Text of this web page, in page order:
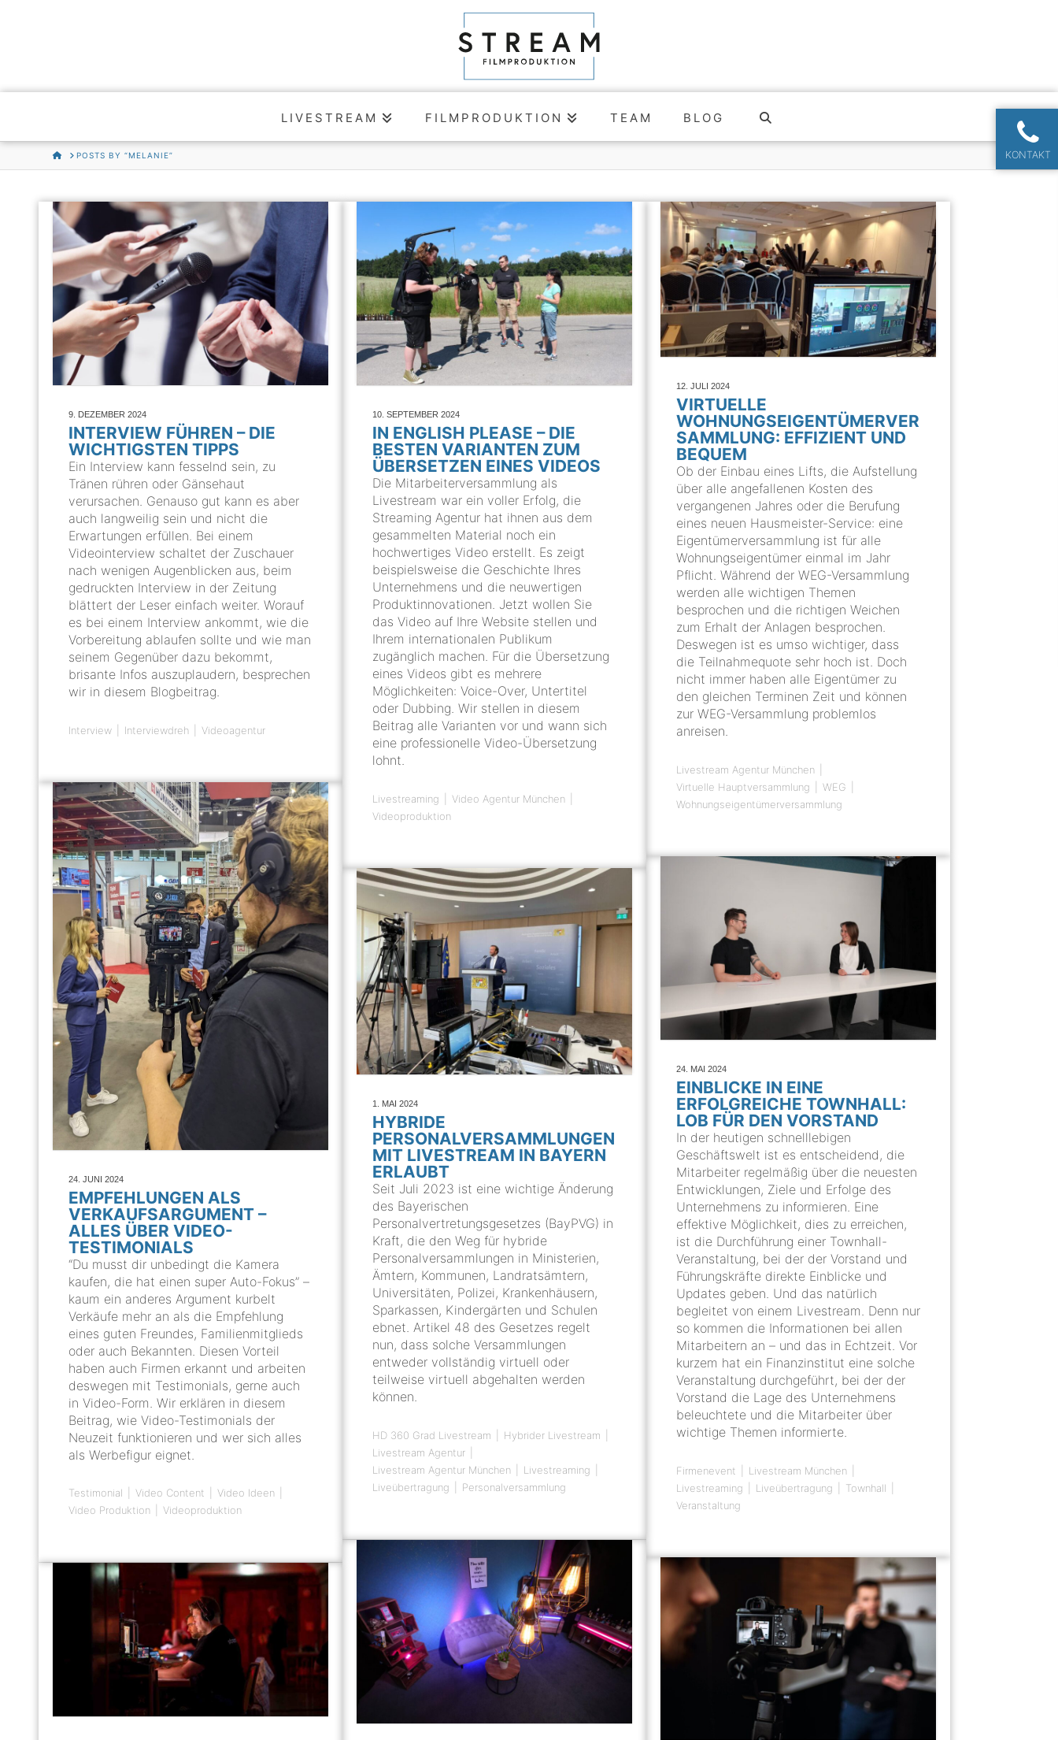
LIVESTREAM FILMPRODUKTION TEAM BLOG
HOMEPOSTS BY “MELANIE” KONTAKT
9. DEZEMBER 2024
INTERVIEW FÜHREN – DIE
WICHTIGSTEN TIPPS
Ein Interview kann fesselnd sein, zu
Tränen rühren oder Gänsehaut
verursachen. Genauso gut kann es aber
auch langweilig sein und nicht die
Erwartungen erfüllen. Bei einem
Videointerview schaltet der Zuschauer
nach wenigen Augenblicken aus, beim
gedruckten Interview in der Zeitung
blättert der Leser einfach weiter. Worauf
es bei einem Interview ankommt, wie die
Vorbereitung ablaufen sollte und wie man
seinem Gegenüber dazu bekommt,
brisante Infos auszuplaudern, besprechen
wir in diesem Blogbeitrag.
Interview Interviewdreh Videoagentur
10. SEPTEMBER 2024
IN ENGLISH PLEASE – DIE
BESTEN VARIANTEN ZUM
ÜBERSETZEN EINES VIDEOS
Die Mitarbeiterversammlung als
Livestream war ein voller Erfolg, die
Streaming Agentur hat ihnen aus dem
gesammelten Material noch ein
hochwertiges Video erstellt. Es zeigt
beispielsweise die Geschichte Ihres
Unternehmens und die neuwertigen
Produktinnovationen. Jetzt wollen Sie
das Video auf Ihre Website stellen und
Ihrem internationalen Publikum
zugänglich machen. Für die Übersetzung
eines Videos gibt es mehrere
Möglichkeiten: Voice-Over, Untertitel
oder Dubbing. Wir stellen in diesem
Beitrag alle Varianten vor und wann sich
eine professionelle Video-Übersetzung
lohnt.
Livestreaming
Video Agentur München
Videoproduktion
12. JULI 2024
VIRTUELLE
WOHNUNGSEIGENTÜMERVER
SAMMLUNG: EFFIZIENT UND
BEQUEM
Ob der Einbau eines Lifts, die Aufstellung
über alle angefallenen Kosten des
vergangenen Jahres oder die Berufung
eines neuen Hausmeister-Service: eine
Eigentümerversammlung ist für alle
Wohnungseigentümer einmal im Jahr
Pflicht. Während der WEG-Versammlung
werden alle wichtigen Themen
besprochen und die richtigen Weichen
zum Erhalt der Anlagen besprochen.
Deswegen ist es umso wichtiger, dass
die Teilnahmequote sehr hoch ist. Doch
nicht immer haben alle Eigentümer zu
den gleichen Terminen Zeit und können
zur WEG-Versammlung problemlos
anreisen.
Livestream Agentur München
Virtuelle Hauptversammlung
WEG
Wohnungseigentümerversammlung
24. JUNI 2024
EMPFEHLUNGEN ALS
VERKAUFSARGUMENT –
ALLES ÜBER VIDEO-
TESTIMONIALS
“Du musst dir unbedingt die Kamera
kaufen, die hat einen super Auto-Fokus” –
kaum ein anderes Argument kurbelt
Verkäufe mehr an als die Empfehlung
eines guten Freundes, Familienmitglieds
oder auch Bekannten. Diesen Vorteil
haben auch Firmen erkannt und arbeiten
deswegen mit Testimonials, gerne auch
in Video-Form. Wir erklären in diesem
Beitrag, wie Video-Testimonials der
Neuzeit funktionieren und wer sich alles
als Werbefigur eignet.
Testimonial Video Content
Video Ideen
Video Produktion
Videoproduktion
24. MAI 2024
EINBLICKE IN EINE
ERFOLGREICHE TOWNHALL:
LOB FÜR DEN VORSTAND
In der heutigen schnelllebigen
Geschäftswelt ist es entscheidend, die
Mitarbeiter regelmäßig über die neuesten
Entwicklungen, Ziele und Erfolge des
Unternehmens zu informieren. Eine
effektive Möglichkeit, dies zu erreichen,
ist die Durchführung einer Townhall-
Veranstaltung, bei der der Vorstand und
Führungskräfte direkte Einblicke und
Updates geben. Und das natürlich
begleitet von einem Livestream. Denn nur
so kommen die Informationen bei allen
Mitarbeitern an – und das in Echtzeit. Vor
kurzem hat ein Finanzinstitut eine solche
Veranstaltung durchgeführt, bei der der
Vorstand die Lage des Unternehmens
beleuchtete und die Mitarbeiter über
wichtige Themen informierte.
Firmenevent
Livestream München
Livestreaming
Liveübertragung
Townhall
Veranstaltung
1. MAI 2024
HYBRIDE
PERSONALVERSAMMLUNGEN
MIT LIVESTREAM IN BAYERN
ERLAUBT
Seit Juli 2023 ist eine wichtige Änderung
des Bayerischen
Personalvertretungsgesetzes (BayPVG) in
Kraft, die den Weg für hybride
Personalversammlungen in Ministerien,
Ämtern, Kommunen, Landratsämtern,
Universitäten, Polizei, Krankenhäusern,
Sparkassen, Kindergärten und Schulen
ebnet. Artikel 48 des Gesetzes regelt
nun, dass solche Versammlungen
entweder vollständig virtuell oder
teilweise virtuell abgehalten werden
können.
HD 360 Grad Livestream
Hybrider Livestream
Livestream Agentur
Livestream Agentur München
Livestreaming
Liveübertragung
Personalversammlung